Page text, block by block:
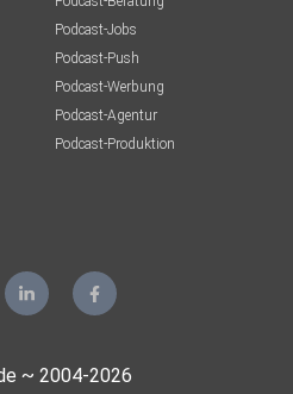
Podcast-Jobs
Podcast-Push
Podcast-Werbung
Podcast-Agentur
Podcast-Produktion
~ 2004-2026